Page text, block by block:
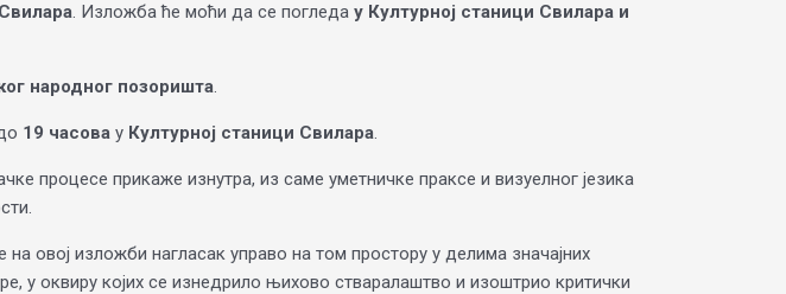
. Изложба ће моћи да се погледа у Културној станици Свилара и
народног позоришта.
19 часова у Културној станици Свилара.
процесе прикаже изнутра, из саме уметничке праксе и визуелног језика
на овој изложби нагласак управо на том простору у делима значајних
у оквиру којих се изнедрило њихово стваралаштво и изоштрио критички